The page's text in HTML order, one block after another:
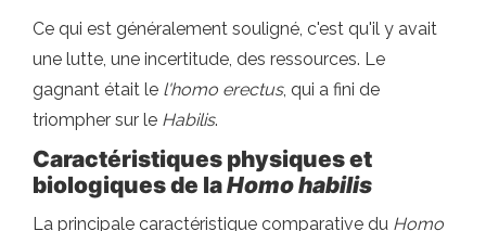
Ce qui est généralement souligné, c'est qu'il y avait
une lutte, une incertitude, des ressources. Le
gagnant était le l'homo erectus, qui a fini de
triompher sur le Habilis.
Caractéristiques physiques et
biologiques de laHomo habilis
La principale caractéristique comparative du Homo